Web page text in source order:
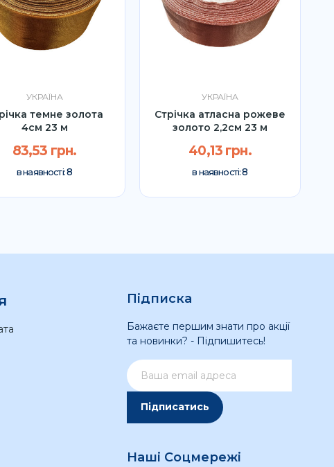
УКРАЇНА
темне золота
4см 23 м
83,53 грн.
в наявності:8
УКРАЇНА
Стрічка атласна рожеве
золото 2,2см 23 м
40,13 грн.
в наявності:8
Підписка
Бажаєте першим знати про акції
та новинки? - Підпишитесь!
Підписатись
Наші Соцмережі